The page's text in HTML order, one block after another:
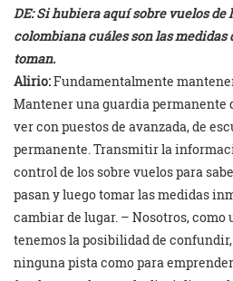
DE: Si hubiera aquí sobre vuelos de
colombiana cuáles son las medidas
toman.
Alirio:Fundamentalmente
Mantener una guardia permanente
ver con puestos de avanzada, de
permanente. Transmitir la
control de los sobre vuelos para
pasan y luego tomar las medidas
cambiar de lugar. – Nosotros, como
tenemos la posibilidad de
ninguna pista como para